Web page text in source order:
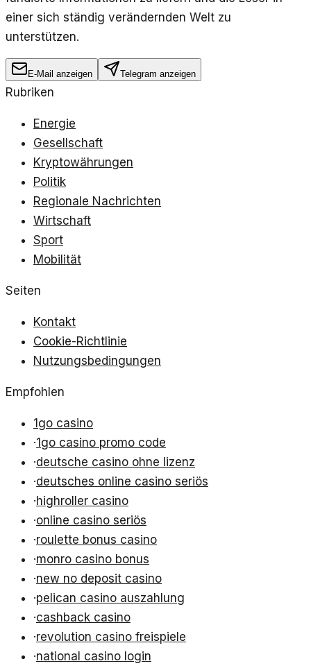
einer sich ständig verändernden Welt zu
unterstützen.
E-Mail anzeigen Telegram anzeigen
Rubriken
Energie
Gesellschaft
Kryptowährungen
Politik
Regionale Nachrichten
Wirtschaft
Sport
Mobilität
Seiten
Kontakt
Cookie-Richtlinie
Nutzungsbedingungen
Empfohlen
1go casino
·1go casino promo code
·deutsche casino ohne lizenz
·deutsches online casino seriös
·highroller casino
·online casino seriös
·roulette bonus casino
·monro casino bonus
·new no deposit casino
·pelican casino auszahlung
·cashback casino
·revolution casino freispiele
·national casino login